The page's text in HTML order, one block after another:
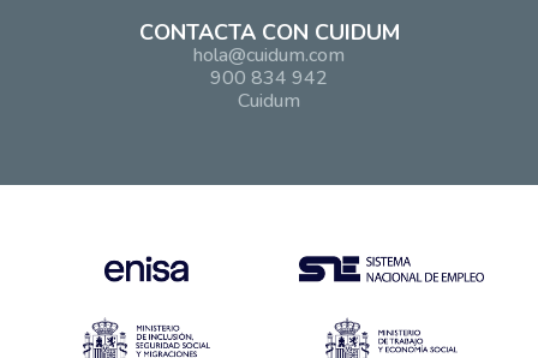
CONTACTA CON CUIDUM
hola@cuidum.com
900 834 942
Cuidum